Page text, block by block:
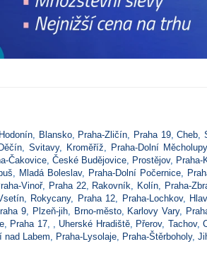
Hodonín, Blansko, Praha-Zličín Praha 19,Cheb
Děčín Svitavy, Kroměříž Praha-Dolní Měcholupy
Čakovice České Budějovice Prostějov, Praha-
Mladá Boleslav, Praha-Dolní Počernice
Vinoř, Praha 22, Rakovník Kolín, Praha-
, Rokycany, Praha 12 Praha-Lochkov,
9 Plzeň-jih, Brno-město, Karlovy Vary,
, Praha 17, Uherské Hradiště, Přerov, Tachov,
nad Labem Praha-Lysolaje Praha-Štěrboholy,